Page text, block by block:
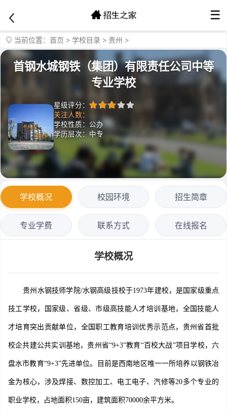
☰
当前位置： 首页 > 学校目录 > 贵州 >
首钢水城钢铁（集团）有限责任公司中等
专业学校
星级评分：
关注人数：
学校性质：公办
学历层次：中专
学校概况 校园环境 招生简章
专业学费 联系方式 在线报名
学校概况
贵州水钢技师学院/水钢高级技校于1973年建校，是国家级重点
技工学校，国家级、省级、市级高技能人才培训基地，全国技能人
才培育突出贡献单位，全国职工教育培训优秀示范点，贵州省首批
校企共建公共实训基地，贵州省“9+3”教育“百校大战”项目学校，六
盘水市教育“9+3”先进单位。目前是西南地区唯一一所培养以钢铁冶
金为核心，涉及焊接、数控加工、电工电子、汽修等20多个专业的
职业学校，占地面积150亩，建筑面积70000余平方米。